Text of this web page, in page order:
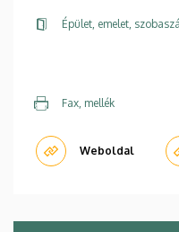
Épület, emelet,
Fax, mellék
Weboldal